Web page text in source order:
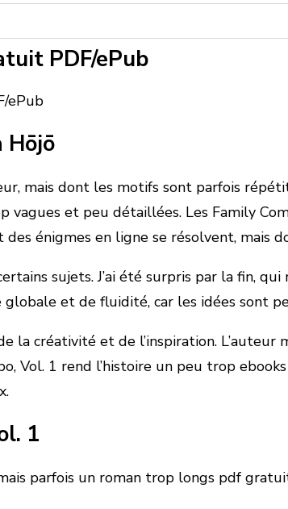
PDF/ePub
ePub
Hōjō
mais dont les motifs sont parfois
vagues et peu détaillées. Les Family
des énigmes en ligne se résolvent, mais
sujets. J’ai été surpris par la fin,
et de fluidité, car les idées sont
la créativité et de l’inspiration. L’auteur
Vol. 1 rend l’histoire un peu trop
1
parfois un roman trop longs pdf